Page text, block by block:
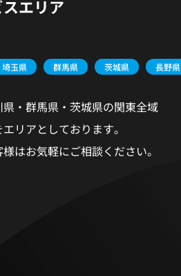
エリア
埼玉県 群馬県 茨城県 長野県
・群馬県・茨城県の関東全域
リアとしております。
はお気軽にご相談ください。